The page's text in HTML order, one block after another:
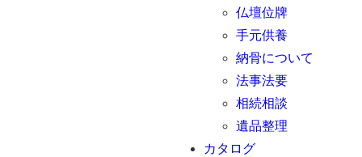
仏壇位牌
手元供養
納骨について
法事法要
相続相談
遺品整理
カタログ